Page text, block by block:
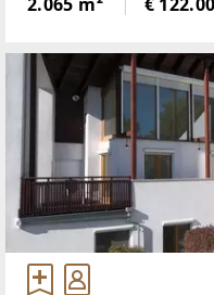
inSumme 2.065m²
1100